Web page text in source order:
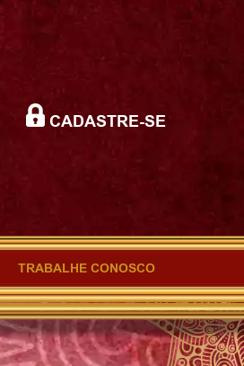
CADASTRE-SE
TRABALHE CONOSCO